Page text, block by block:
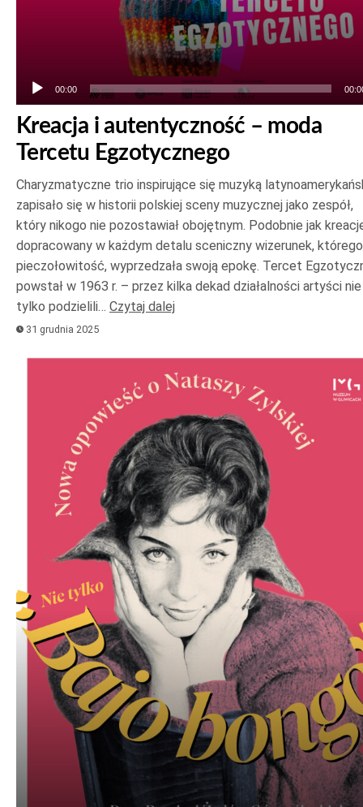
00:00
Kreacja i autentyczność – moda
Tercetu Egzotycznego
Charyzmatyczne trio inspirujące się muzyką
zapisało się w historii polskiej sceny muzycznej jako zespół,
który nikogo nie pozostawiał obojętnym. Podobnie jak
dopracowany w każdym detalu sceniczny wizerunek, którego
pieczołowitość, wyprzedzała swoją epokę. Tercet
powstał w 1963 r. – przez kilka dekad działalności artyści nie
tylko podzielili… Czytaj dalej
31 grudnia 2025
Odtwarzacz
dźwiękowych